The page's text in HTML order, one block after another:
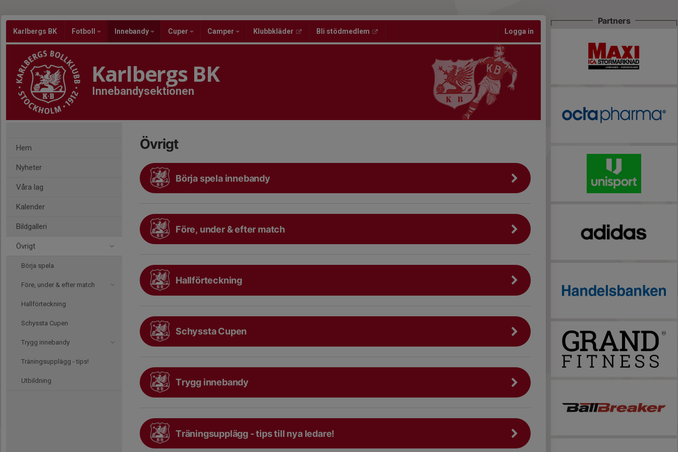
Karlbergs BK Fotboll Innebandy Cuper Camper Klubbkläder Bli stödmedlem Logga in
Karlbergs BK
Innebandysektionen
Hem
Nyheter
Våra lag
Kalender
Bildgalleri
Övrigt
Börja spela
Före, under & efter match
Hallförteckning
Schyssta Cupen
Trygg innebandy
Träningsupplägg - tips!
Utbildning
Övrigt
Börja spela innebandy
Före, under & efter match
Hallförteckning
Schyssta Cupen
Trygg innebandy
Träningsupplägg - tips till nya ledare!
Partners